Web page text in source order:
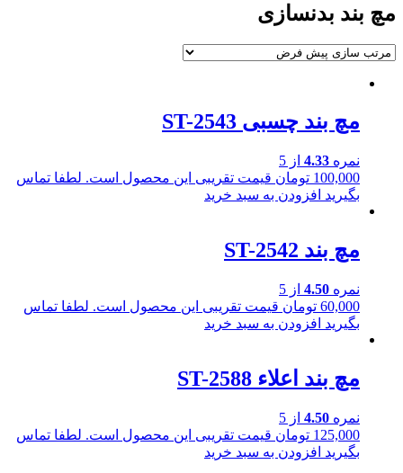
مچ بند بدنسازی
مچ بند چسبی ST-2543
نمره 4.33 از 5
100,000 تومان قیمت تقریبی این محصول است. لطفا تماس
بگیرید افزودن به سبد خرید
مچ بند ST-2542
نمره 4.50 از 5
60,000 تومان قیمت تقریبی این محصول است. لطفا تماس
بگیرید افزودن به سبد خرید
مچ بند اعلاء ST-2588
نمره 4.50 از 5
125,000 تومان قیمت تقریبی این محصول است. لطفا تماس
بگیرید افزودن به سبد خرید